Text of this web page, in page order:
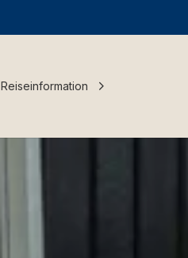
Reiseinformation